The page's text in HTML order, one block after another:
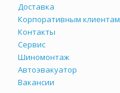
Доставка
Корпоративным клиентам
Контакты
Сервис
Шиномонтаж
Автоэвакуатор
Вакансии